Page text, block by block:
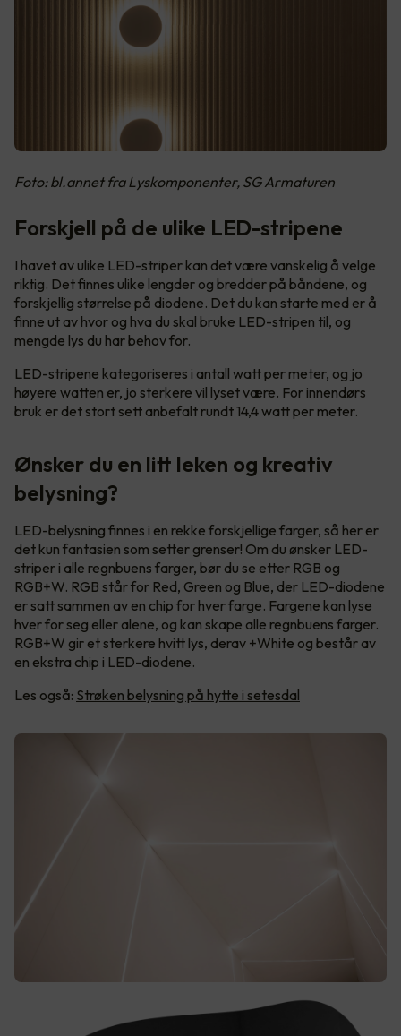
Foto: bl.annet fra Lyskomponenter, SG Armaturen
Forskjell på de ulike LED-stripene
I havet av ulike LED-striper kan det være vanskelig å velge
riktig. Det finnes ulike lengder og bredder på båndene, og
forskjellig størrelse på diodene. Det du kan starte med er å
finne ut av hvor og hva du skal bruke LED-stripen til, og
mengde lys du har behov for.
LED-stripene kategoriseres i antall watt per meter, og jo
høyere watten er, jo sterkere vil lyset være. For innendørs
bruk er det stort sett anbefalt rundt 14,4 watt per meter.
Ønsker du en litt leken og kreativ
belysning?
LED-belysning finnes i en rekke forskjellige farger, så her er
det kun fantasien som setter grenser! Om du ønsker LED-
striper i alle regnbuens farger, bør du se etter RGB og
RGB+W. RGB står for Red, Green og Blue, der LED-diodene
er satt sammen av en chip for hver farge. Fargene kan lyse
hver for seg eller alene, og kan skape alle regnbuens farger.
RGB+W gir et sterkere hvitt lys, derav +White og består av
en ekstra chip i LED-diodene.
Les også: Strøken belysning på hytte i setesdal